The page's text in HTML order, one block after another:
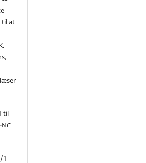
til at
til
NC
1